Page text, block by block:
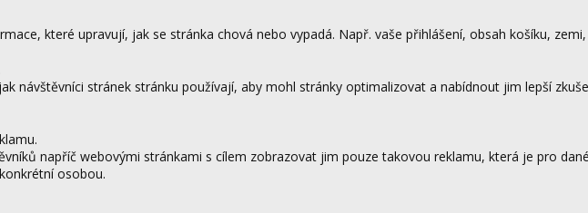
které upravují, jak se stránka chová nebo vypadá. Např. vaše přihlášení, obsah košíku,
návštěvníci stránek stránku používají, aby mohl stránky optimalizovat a nabídnout jim lepší
napříč webovými stránkami s cílem zobrazovat jim pouze takovou reklamu, která je pro
osobou.